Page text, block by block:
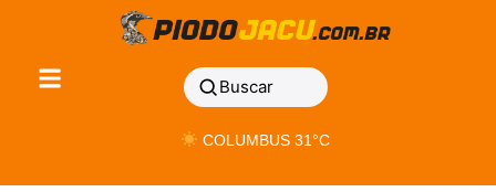
Buscar
COLUMBUS 31°C